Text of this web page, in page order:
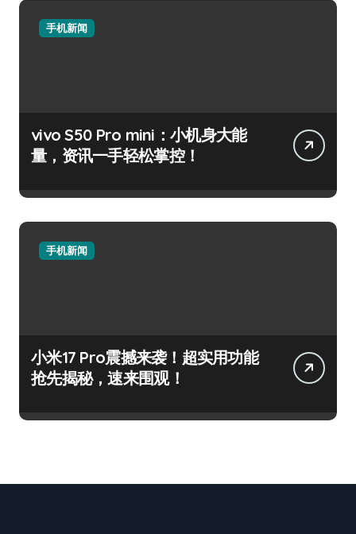
手机新闻
vivo S50 Pro mini：小机身大能
量，资讯一手轻松掌控！
手机新闻
小米17 Pro震撼来袭！超实用功能
抢先揭秘，速来围观！